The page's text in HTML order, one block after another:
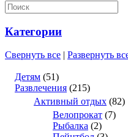
Категории
Свернуть все | Развернуть
Детям (51)
Развлечения (215)
Активный отдых (82)
Велопрокат (7)
Рыбалка (2)